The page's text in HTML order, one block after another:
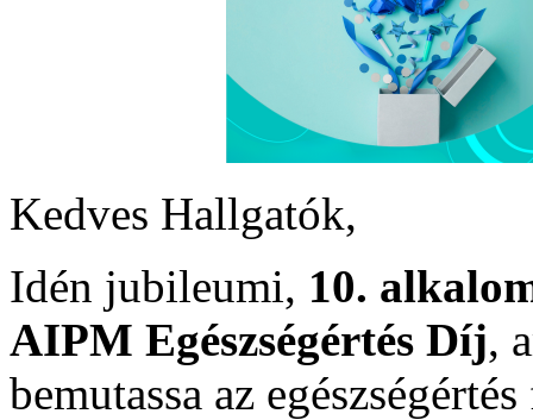
Kedves Hallgatók,
Idén jubileumi, 10.
AIPM Egészségértés Díj,
bemutassa az